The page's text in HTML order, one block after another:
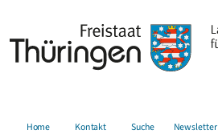
Home Kontakt Suche Newsletter